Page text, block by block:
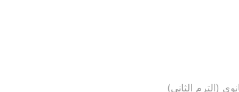
(الترم الثاني)